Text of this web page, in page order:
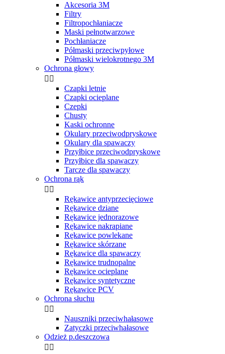
Akcesoria 3M
Filtry
Filtropochłaniacze
Maski pełnotwarzowe
Pochłaniacze
Półmaski przeciwpyłowe
Półmaski wielokrotnego 3M
Ochrona głowy
 
Czapki letnie
Czapki ocieplane
Czepki
Chusty
Kaski ochronne
Okulary przeciwodpryskowe
Okulary dla spawaczy
Przyłbice przeciwodpryskowe
Przyłbice dla spawaczy
Tarcze dla spawaczy
Ochrona rąk
 
Rękawice antyprzecięciowe
Rękawice dziane
Rękawice jednorazowe
Rękawice nakrapiane
Rękawice powlekane
Rękawice skórzane
Rękawice dla spawaczy
Rękawice trudnopalne
Rękawice ocieplane
Rękawice syntetyczne
Rękawice PCV
Ochrona słuchu
 
Nauszniki przeciwhałasowe
Zatyczki przeciwhałasowe
Odzież p.deszczowa
 